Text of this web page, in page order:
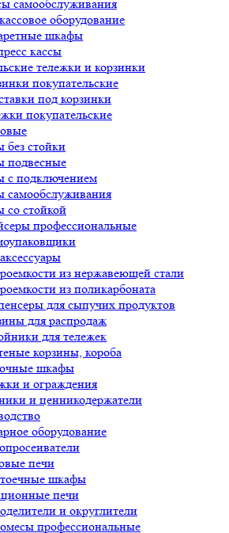
самообслуживания
оборудование
шкафы
кассы
тележки и корзинки
покупательские
под корзинки
покупательские
без стойки
подвесные
с подключением
самообслуживания
со стойкой
профессиональные
из нержавеющей стали
из поликарбоната
для сыпучих продуктов
для распродаж
для тележек
корзины, короба
шкафы
и ограждения
и ценникодержатели
оборудование
печи
шкафы
печи
и округлители
профессиональные